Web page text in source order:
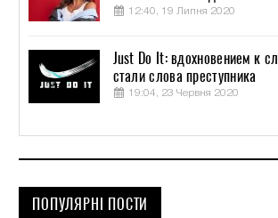
12:40, 19 Липня 2020
Just Do It: вдохновением к
стали слова преступника
19:04, 23 Червня 2020
ПОПУЛЯРНІ ПОСТИ